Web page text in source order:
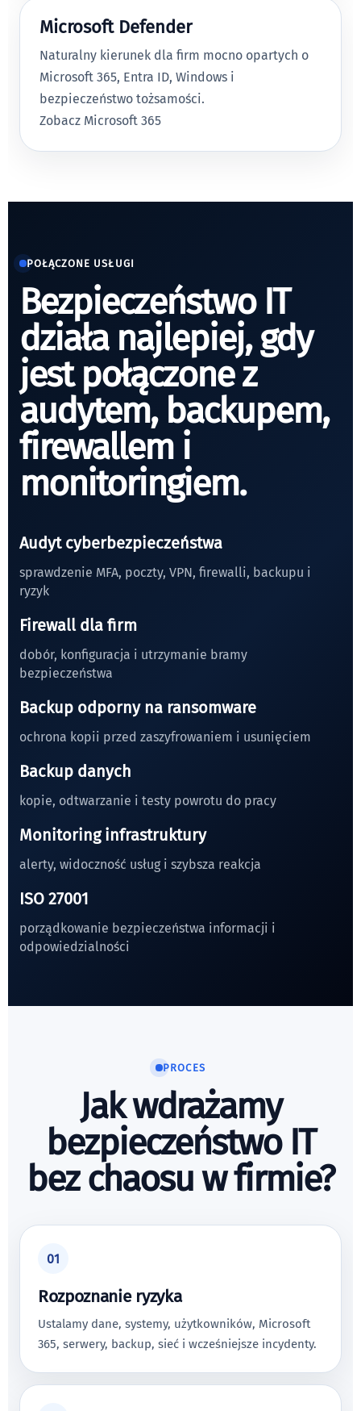
Microsoft Defender
Naturalny kierunek dla firm mocno opartych o
Microsoft 365, Entra ID, Windows i
bezpieczeństwo tożsamości.
Zobacz Microsoft 365
POŁĄCZONE USŁUGI
Bezpieczeństwo IT
działa najlepiej, gdy
jest połączone z
audytem, backupem,
firewallem i
monitoringiem.
Audyt cyberbezpieczeństwa
sprawdzenie MFA, poczty, VPN, firewalli, backupu i
ryzyk
Firewall dla firm
dobór, konfiguracja i utrzymanie bramy
bezpieczeństwa
Backup odporny na ransomware
ochrona kopii przed zaszyfrowaniem i usunięciem
Backup danych
kopie, odtwarzanie i testy powrotu do pracy
Monitoring infrastruktury
alerty, widoczność usług i szybsza reakcja
ISO 27001
porządkowanie bezpieczeństwa informacji i
odpowiedzialności
PROCES
Jak wdrażamy
bezpieczeństwo IT
bez chaosu w firmie?
01
Rozpoznanie ryzyka
Ustalamy dane, systemy, użytkowników, Microsoft
365, serwery, backup, sieć i wcześniejsze incydenty.